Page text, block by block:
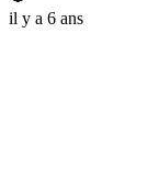
il y a 6 ans